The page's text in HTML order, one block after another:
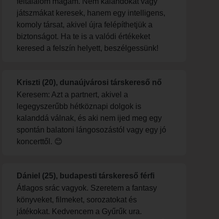
játszmákat keresek, hanem egy intelligens,
komoly társat, akivel újra felépíthetjük a
biztonságot. Ha te is a valódi értékeket
keresed a felszín helyett, beszélgessünk!
Kriszti (20), dunaújvárosi társkereső nő
Keresem: Azt a partnert, akivel a
legegyszerűbb hétköznapi dolgok is
kalanddá válnak, és aki nem ijed meg egy
spontán balatoni lángosozástól vagy egy jó
koncerttől. 😊
Dániel (25), budapesti társkereső férfi
Átlagos srác vagyok. Szeretem a fantasy
könyveket, filmeket, sorozatokat és
játékokat. Kedvencem a Gyűrűk ura.